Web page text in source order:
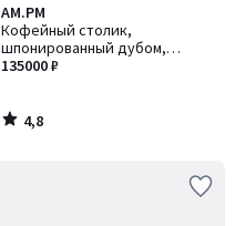
AM.PM
Кофейный столик,
шпонированный дубом,
столешница из закаленного
135000 ₽
4,8
/ 5
4,8
/